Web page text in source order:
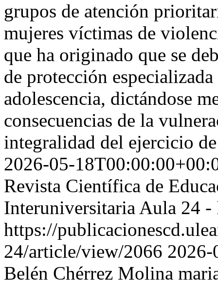
grupos de atención
mujeres víctimas de
que ha originado que se
de protección
adolescencia, dictándose
consecuencias de la
integralidad del ejercicio
2026-05-
Revista Científica de
Interuniversitaria Aula 24
https://
24/article/view/2066
Belén Chérrez Molina